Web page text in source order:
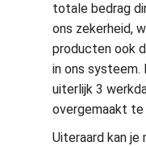
totale bedrag
ons zekerheid,
producten ook
in ons systeem.
uiterlijk 3
overgemaakt te
Uiteraard kan je